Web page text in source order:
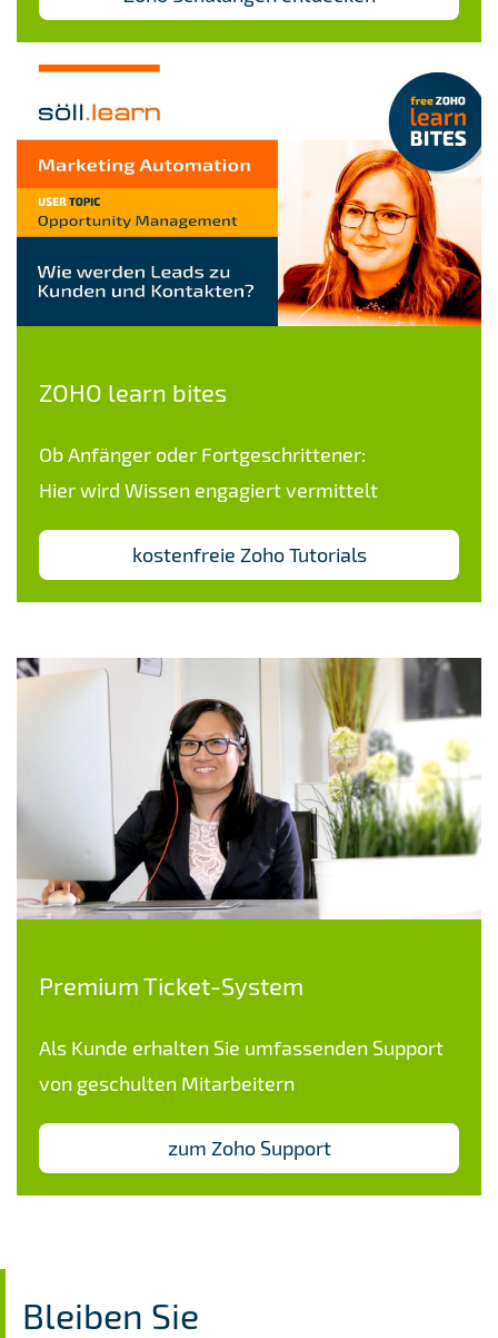
ZOHO learn bites
Ob Anfänger oder Fortgeschrittener:
Hier wird Wissen engagiert vermittelt
kostenfreie Zoho Tutorials
Premium Ticket-System
Als Kunde erhalten Sie umfassenden Support
von geschulten Mitarbeitern
zum Zoho Support
Bleiben Sie